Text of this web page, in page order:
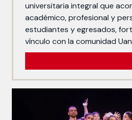
universitaria integral que
académico, profesional y
estudiantes y egresados,
vínculo con la comunidad